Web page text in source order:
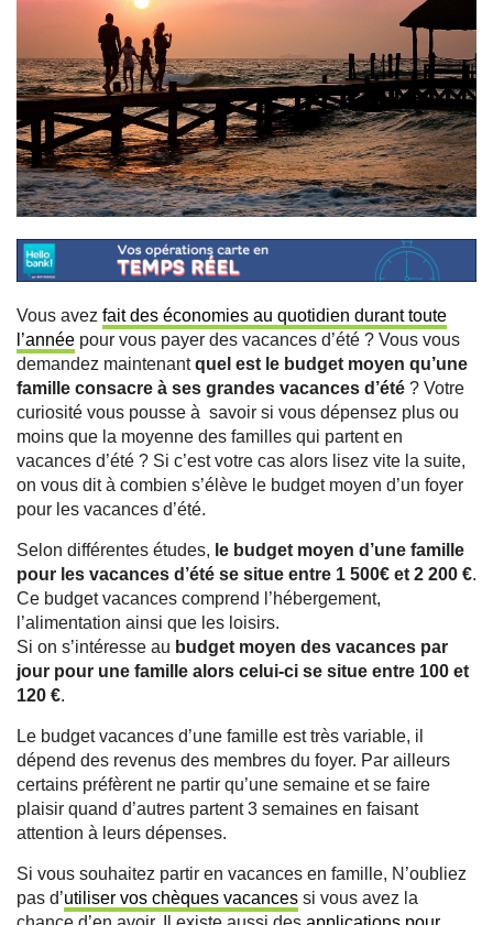
Vous avez fait des économies au quotidien durant toute
l’année pour vous payer des vacances d’été ? Vous vous
demandez maintenantquel est le budget moyen qu’une
famille consacre à ses grandes vacances d’été ? Votre
curiosité vous pousse à savoir si vous dépensez plus ou
moins que la moyenne des familles qui partent en
vacances d’été ? Si c’est votre cas alors lisez vite la suite,
on vous dit à combien s’élève le budget moyen d’un foyer
pour les vacances d’été.
Selon différentes études, le budget moyen d’une famille
pour les vacances d’été se situe entre 1 500€ et 2 200 €.
Ce budget vacances comprend l’hébergement,
l’alimentation ainsi que les loisirs.
Si on s’intéresse au budget moyen des vacances par
jour pour une famille alors celui-ci se situe entre 100 et
120 €.
Le budget vacances d’une famille est très variable, il
dépend des revenus des membres du foyer. Par ailleurs
certains préfèrent ne partir qu’une semaine et se faire
plaisir quand d’autres partent 3 semaines en faisant
attention à leurs dépenses.
Si vous souhaitez partir en vacances en famille, N’oubliez
pas d’utiliser vos chèques vacances si vous avez la